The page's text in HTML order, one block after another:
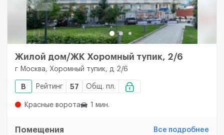
Жилой дом/ЖК Хоромный тупик, 2/6
г Москва, Хоромный тупик, д 2/6
B Рейтинг 57 Общ. пл.
Красные ворота 1 мин.
Помещения Все подробнее